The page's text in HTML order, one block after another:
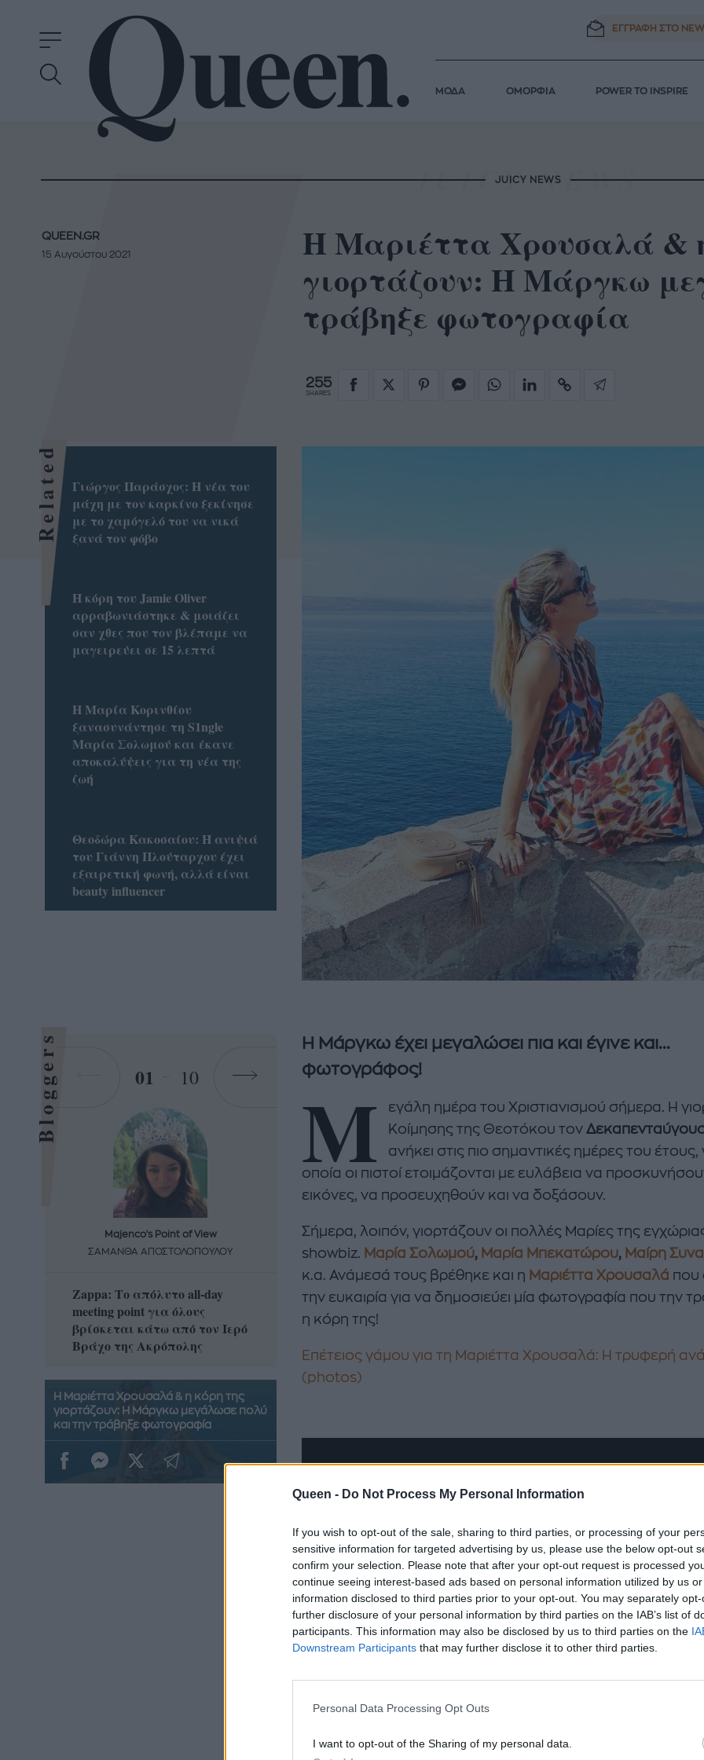
Queen - Do Not Process My Personal Information
If you wish to opt-out of the sale, sharing to third parties, or processing of your
sensitive information for targeted advertising by us, please use the below opt-out
confirm your selection. Please note that after your opt-out request is processed
continue seeing interest-based ads based on personal information utilized by us
information disclosed to third parties prior to your opt-out. You may separately
further disclosure of your personal information by third parties on the IAB’s list of
participants. This information may also be disclosed by us to third parties on the
Downstream Participants that may further disclose it to other third parties.
Personal Data Processing Opt Outs
I want to opt-out of the Sharing of my personal data.
ΕΓΓΡΑΦΗ ΣΤΟ
ΜΟΔΑ ΟΜΟΡΦΙΑ POWER TO INSPIRE
JUICY NEWS
Η Μαριέττα Χρουσαλά &
γιορτάζουν: Η Μάργκω
τράβηξε φωτογραφία
255
SHARES
QUEEN.GR
15 Αυγούστου 2021
Η Μάργκω έχει μεγαλώσει πια και έγινε και...
φωτογράφος!
Μ
εγάλη ημέρα του Χριστιανισμού σήμερα. Η
Κοίμησης της Θεοτόκου τον
ανήκει στις πιο σημαντικές ημέρες του έτους,
οποία οι πιστοί ετοιμάζονται με ευλάβεια να
εικόνες, να προσευχηθούν και να δοξάσουν.
Σήμερα, λοιπόν, γιορτάζουν οι πολλές Μαρίες της
showbiz. Μαρία Σολωμού, Μαρία Μπεκατώρου, Μαίρη
κ.α. Ανάμεσά τους βρέθηκε και η Μαριέττα Χρουσαλά που
την ευκαιρία για να δημοσιεύει μία φωτογραφία που την
η κόρη της!
Επέτειος γάμου για τη Μαριέττα Χρουσαλά: Η τρυφερή
(photos)
Το post με αφορμή τη γιορτή τους
Μάργκω», έγραψε στο caption συμπληρώνοντας στο τέλος
Related
Γιώργος Παράσχος: Η νέα του
μάχη με τον καρκίνο ξεκίνησε
με το χαμόγελό του να νικά
ξανά τον φόβο
Η κόρη του Jamie Oliver
αρραβωνιάστηκε & μοιάζει
σαν χθες που τον βλέπαμε να
μαγειρεύει σε 15 λεπτά
Η Μαρία Κορινθίου
ξανασυνάντησε τη S1ngle
Μαρία Σολωμού και έκανε
αποκαλύψεις για τη νέα της
ζωή
Θεοδώρα Κακοσαίου: Η ανιψιά
του Γιάννη Πλούταρχου έχει
εξαιρετική φωνή, αλλά είναι
beauty influencer
Bloggers 01 10
Majenco's Point of View
ΣΑΜΑΝΘΑ ΑΠΟΣΤΟΛΟΠΟΥΛΟΥ
Zappa: Το απόλυτο all-day
meeting point για όλους
βρίσκεται κάτω από τον Ιερό
Βράχο της Ακρόπολης
Majenco's Point of View
ΣΑΜΑΝΘΑ ΑΠΟΣΤΟΛΟΠΟΥΛΟΥ
Η απόλυτη καλοκαιρινή
δροσερή σαλάτα με
καρπούζι, φέτα και φράουλες
που θα λατρέψετε
A STORY BY KORI
ΔΑΦΝΗ ΚΑΡΑΒΟΚΥΡΗ
Nτίνα Νικολάου: «Όταν
πεθάνω»
Η Μαριέττα Χρουσαλά & η κόρη της
γιορτάζουν: Η Μάργκω μεγάλωσε πολύ
και την τράβηξε φωτογραφία